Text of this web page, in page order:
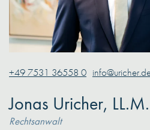
+49 7531 36558 0
Jonas Uricher, LL.M.
Rechtsanwalt